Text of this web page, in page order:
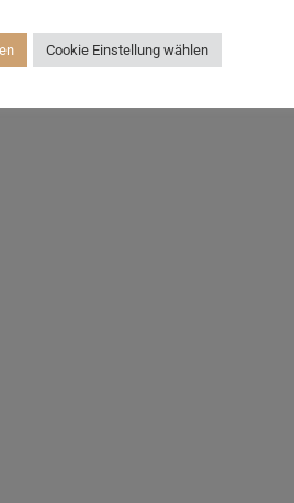
Cookie Einstellung wählen